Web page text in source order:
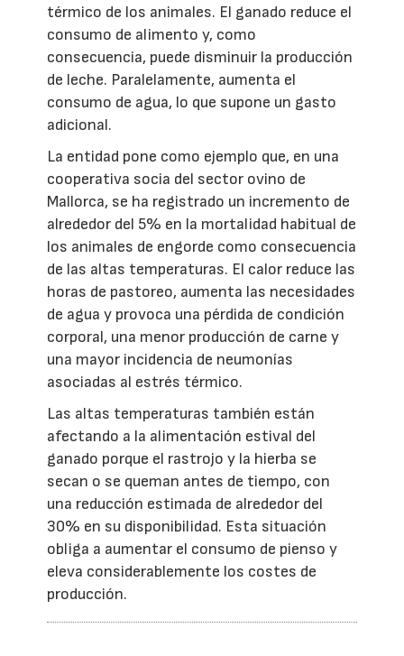
térmico de los animales. El ganado reduce el
consumo de alimento y, como
consecuencia, puede disminuir la producción
de leche. Paralelamente, aumenta el
consumo de agua, lo que supone un gasto
adicional.
La entidad pone como ejemplo que, en una
cooperativa socia del sector ovino de
Mallorca, se ha registrado un incremento de
alrededor del 5% en la mortalidad habitual de
los animales de engorde como consecuencia
de las altas temperaturas. El calor reduce las
horas de pastoreo, aumenta las necesidades
de agua y provoca una pérdida de condición
corporal, una menor producción de carne y
una mayor incidencia de neumonías
asociadas al estrés térmico.
Las altas temperaturas también están
afectando a la alimentación estival del
ganado porque el rastrojo y la hierba se
secan o se queman antes de tiempo, con
una reducción estimada de alrededor del
30% en su disponibilidad. Esta situación
obliga a aumentar el consumo de pienso y
eleva considerablemente los costes de
producción.